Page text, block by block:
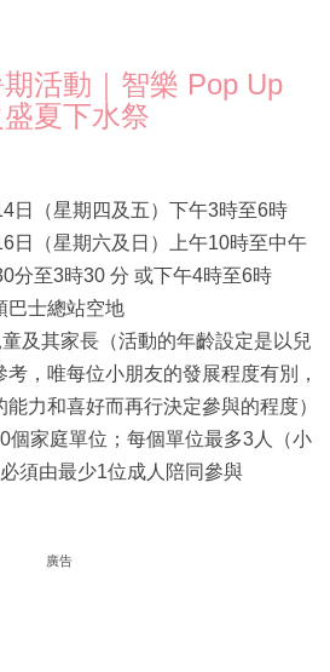
活動｜智樂 Pop Up
夏下水祭
日（星期四及五）下午3時至6時
日（星期六及日）上午10時至中午
分至3時30 分 或下午4時至6時
巴士總站空地
及其家長（活動的年齡設定是以兒
，唯每位小朋友的發展程度有別，
力和喜好而再行決定參與的程度）
個家庭單位；每個單位最多3人（小
須由最少1位成人陪同參與
廣告